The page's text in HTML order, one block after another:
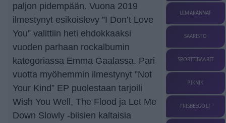
paljon pidempään. Vuona 2019
ilmestynyt esikoislevy ”I Don’t Love
You” valittiin heti ehdokkaaksi
vuoden parhaan rockalbumin
kategoriassa Emma Gaalassa. Pari
vuotta myöhemmin ilmestynyt ”Not
Your Kind” EP puolestaan tarjoili
Wish You Well, The Flood ja Let Me
Down Slowly -biisien kaltaisia
UIMARANNAT
SAARISTO
SPORTTIBAARIT
PIKNIK
FRISBEEGOLF